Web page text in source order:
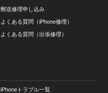
郵送修理申し込み
よくある質問（iPhone修理）
よくある質問（出張修理）
iPhoneトラブル一覧